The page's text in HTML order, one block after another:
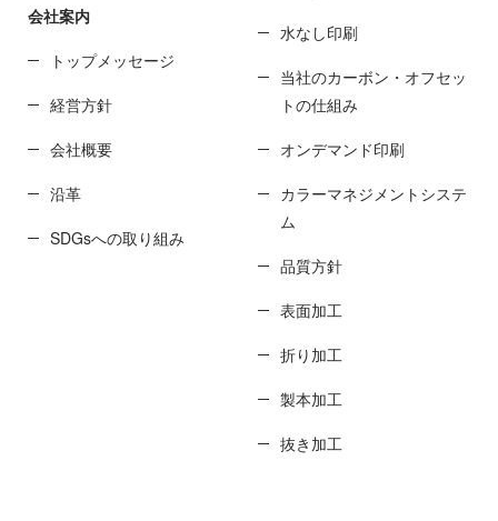
会社案内
トップメッセージ
経営方針
会社概要
沿革
SDGsへの取り組み
水なし印刷
当社のカーボン・オフセッ
トの仕組み
オンデマンド印刷
カラーマネジメントシステ
ム
品質方針
表面加工
折り加工
製本加工
抜き加工